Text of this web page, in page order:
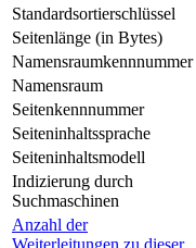
Standardsortierschlüssel
Seitenlänge (in Bytes)
Namensraumkennnummer
Namensraum
Seitenkennnummer
Seiteninhaltssprache
Seiteninhaltsmodell
Indizierung durch
Suchmaschinen
Anzahl der
Weiterleitungen zu dieser